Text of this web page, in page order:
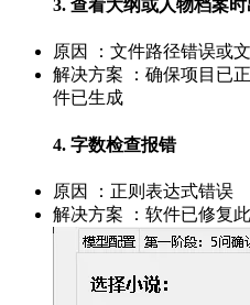
3. 查看大纲或人物档案
原因 ：文件路径错误或
解决方案 ：确保项目已
件已生成
4. 字数检查报错
原因 ：正则表达式错误
解决方案 ：软件已修复